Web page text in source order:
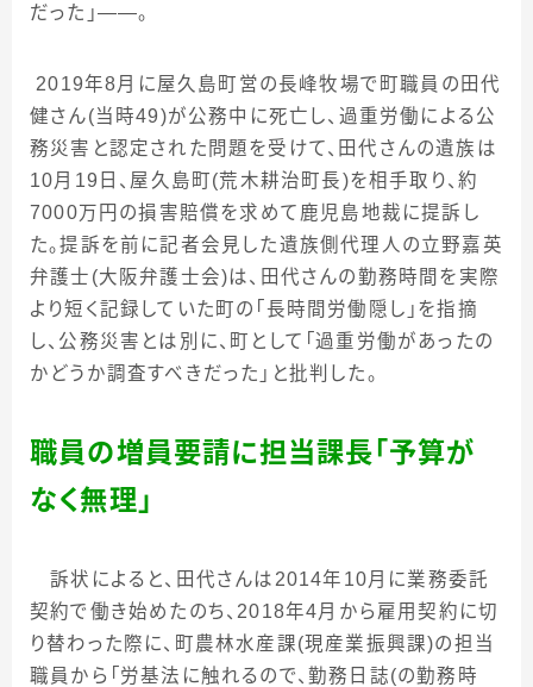
だった」――。
2019年8月に屋久島町営の長峰牧場で町職員の田代
健さん(当時49)が公務中に死亡し、過重労働による公
務災害と認定された問題を受けて、田代さんの遺族は
10月 19 日、屋久島町(荒木耕治町長)を相手取り、約
7000万円の損害賠償を求めて鹿児島地裁に提訴し
た。提訴を前に記者会見した遺族側代理人の立野嘉英
弁護士 (大阪弁護士会)は、田代さんの勤務時間を実際
より短く記録していた町の「長時間労働隠し」を指摘
し、公務災害とは別に、町として「過重労働があったの
かどうか調査すべきだった」と批判した。
職員の増員要請に担当課長「予算が
なく無理」
訴状によると、田代さんは 2014年 10月に業務委託
契約で働き始めたのち、 2018年4月から雇用契約に切
り替わった際に、町農林水産課(現産業振興課)の担当
職員から「労基法に触れるので、勤務日誌(の勤務時